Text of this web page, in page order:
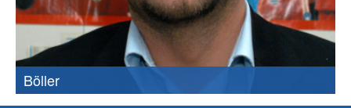
Böller